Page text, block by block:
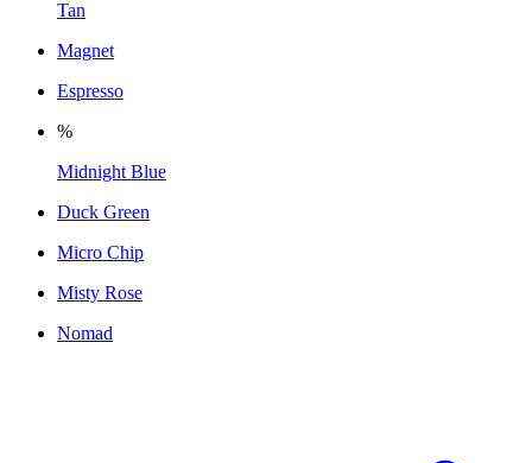
Tan
Magnet
Espresso
%
Midnight Blue
Duck Green
Micro Chip
Misty Rose
Nomad